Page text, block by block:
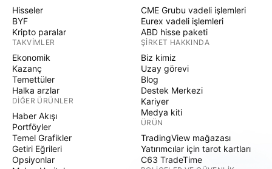
Hisseler
BYF
Kripto paralar
TAKVIMLER
Ekonomik
Kazanç
Temettüler
Halka arzlar
DIĞER ÜRÜNLER
Haber Akışı
Portföyler
Temel Grafikler
Getiri Eğrileri
Opsiyonlar
CME Grubu vadeli işlemleri
Eurex vadeli işlemleri
ABD hisse paketi
ŞIRKET HAKKINDA
Biz kimiz
Uzay görevi
Blog
Destek Merkezi
Kariyer
Medya kiti
ÜRÜN
TradingView mağazası
Yatırımcılar için tarot kartları
C63 TradeTime